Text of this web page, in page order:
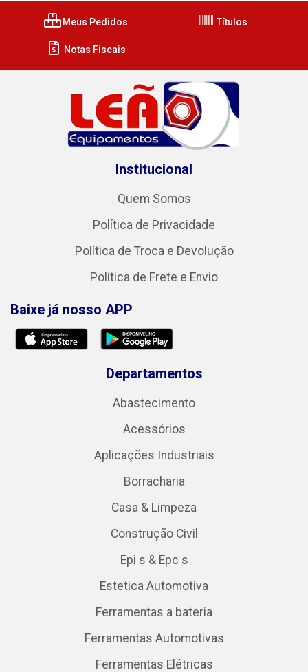
Meus Pedidos Títulos
Notas Fiscais
Institucional
Quem Somos
Política de Privacidade
Política de Troca e Devolução
Política de Frete e Envio
Baixe já nosso APP
Departamentos
Abastecimento
Acessórios
Aplicações Industriais
Borracharia
Casa & Limpeza
Construção Civil
Epi s & Epc s
Estetica Automotiva
Ferramentas a bateria
Ferramentas Automotivas
Ferramentas Elétricas